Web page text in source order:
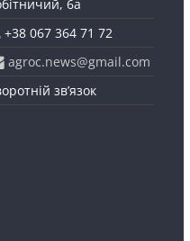
6а
+38 067 364 71 72
agroc.news@gmail.com
зв’язок